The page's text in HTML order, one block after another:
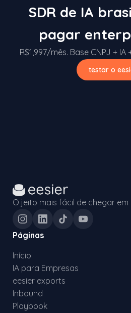
SDR de IA
pagar
R$1,997/mês. Base CNPJ +
testar o
O jeito mais fácil de chegar em
Páginas
Início
IA para Empresas
eesier exports
Inbound
Playbook